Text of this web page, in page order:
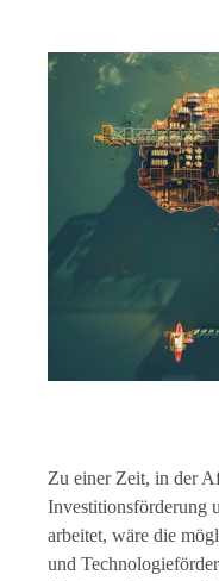
Zu einer Zeit, in der
Investitionsförderung
arbeitet, wäre die
und